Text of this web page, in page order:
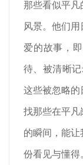
那些看似平
风景。他们
爱的故事，
待、被清晰
这些被忽略的
找那些在平凡
的瞬间，能
份看见与懂得